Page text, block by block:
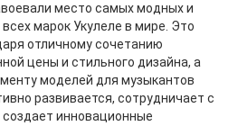
место самых модных и
марок Укулеле в мире. Это
отличному сочетанию
цены и стильного дизайна, а
моделей для музыкантов
развивается, сотрудничает с
инновационные